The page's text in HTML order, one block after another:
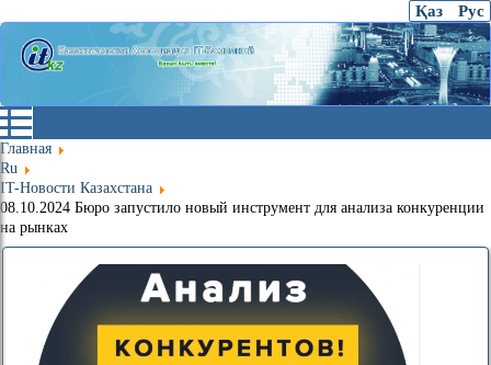
Қаз Рус
Главная
Ru
IT-Новости Казахстана
08.10.2024 Бюро запустило новый инструмент для анализа конкуренции
на рынках